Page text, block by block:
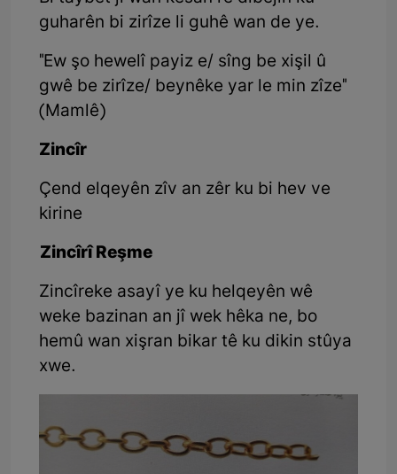
guharên bi zirîze li guhê wan de ye.
"Ew şo hewelî payiz e/ sîng be xişil û
gwê be zirîze/ beynêke yar le min zîze"
(Mamlê)
Zincîr
Çend elqeyên zîv an zêr ku bi hev ve
kirine
Zincîrî Reşme
Zincîreke asayî ye ku helqeyên wê
weke bazinan an jî wek hêka ne, bo
hemû wan xişran bikar tê ku dikin stûya
xwe.